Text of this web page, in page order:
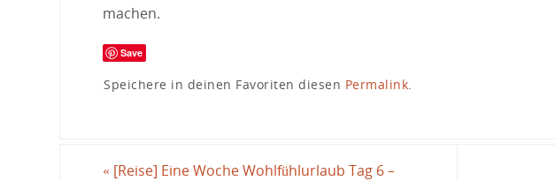
machen.
Save
Speichere in deinen Favoriten diesen Permalink
« [Reise] Eine Woche Wohlfühlurlaub Tag 6 –